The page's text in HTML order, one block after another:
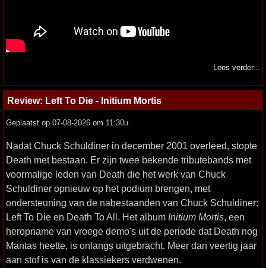
Lees verder...
Review: Left To Die - Initium Mortis
Geplaatst op 07-08-2026 om 11:30u.
Nadat Chuck Schuldiner in december 2001 overleed, stopte
Death met bestaan. Er zijn twee bekende tributebands met
voormalige leden van Death die het werk van Chuck
Schuldiner opnieuw op het podium brengen, met
ondersteuning van de nabestaanden van Chuck Schuldiner:
Left To Die en Death To All. Het album Initium Mortis, een
heropname van vroege demo's uit de periode dat Death nog
Mantas heette, is onlangs uitgebracht. Meer dan veertig jaar
aan stof is van de klassiekers verdwenen.